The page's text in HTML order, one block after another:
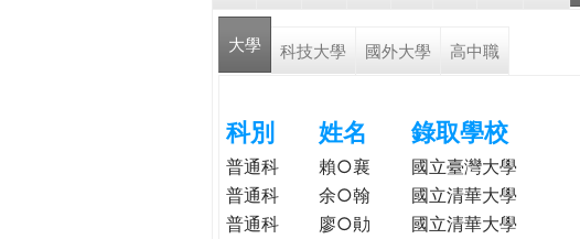
r
h
e
大學 科技大學 國外大學 高中職
科別 姓名 錄取學校
普通科 賴○襄 國立臺灣大學
普通科
余○翰 國立清華大學
普通科
廖○勛 國立清華大學